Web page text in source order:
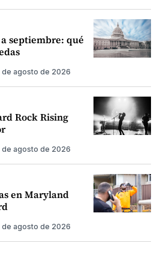
septiembre: qué
de agosto de 2026
Rock Rising
de agosto de 2026
en Maryland
de agosto de 2026